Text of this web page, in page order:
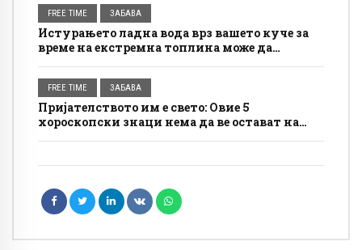
FREE TIME ЗАБАВА
Истурањето ладна вода врз вашето куче за
време на екстремна топлина може да
FREE TIME ЗАБАВА
Пријателството им е свето: Овие 5
хороскопски знаци нема да ве остават на